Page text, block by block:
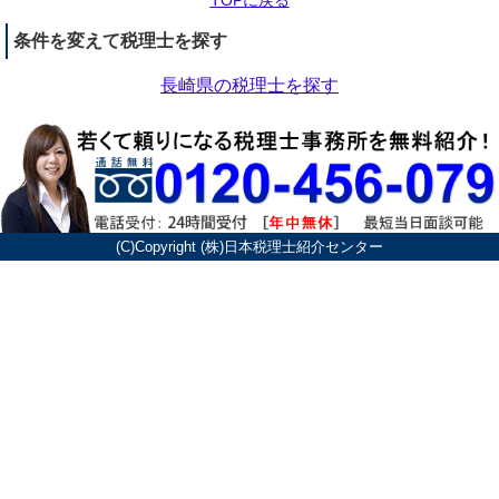
条件を変えて税理士を探す
長崎県の税理士を探す
(C)Copyright (株)日本税理士紹介センター